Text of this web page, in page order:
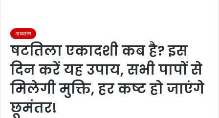
अध्यात्म
षटतिला एकादशी कब है? इस
दिन करें यह उपाय, सभी पापों से
मिलेगी मुक्ति, हर कष्ट हो जाएंगे
छूमंतर!